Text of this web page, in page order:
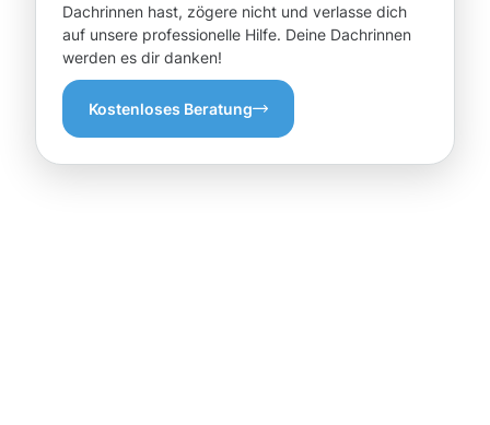
Dachrinnen hast, zögere nicht und verlasse dich
auf unsere professionelle Hilfe. Deine Dachrinnen
werden es dir danken!
Kostenloses Beratung